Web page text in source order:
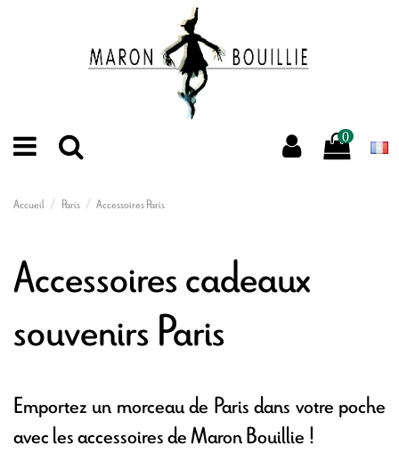
0
Accueil Paris Accessoires Paris
Accessoires cadeaux
souvenirs Paris
Emportez un morceau de Paris dans votre poche
avec les accessoires de Maron Bouillie !